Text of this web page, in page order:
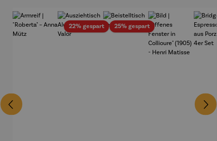
22% gespartRabatt25% gespartRabatt